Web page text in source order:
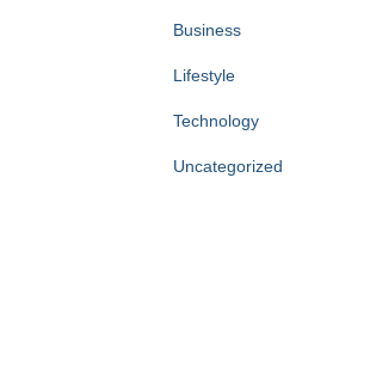
Business
Lifestyle
Technology
Uncategorized